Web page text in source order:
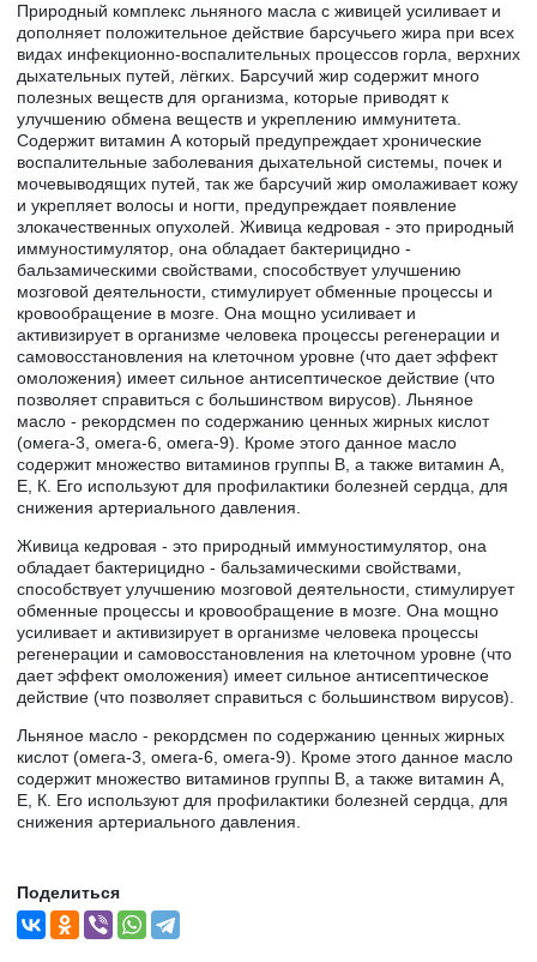
Природный комплекс льняного масла с живицей усиливает и
дополняет положительное действие барсучьего жира при всех
видах инфекционно-воспалительных процессов горла, верхних
дыхательных путей, лёгких. Барсучий жир содержит много
полезных веществ для организма, которые приводят к
улучшению обмена веществ и укреплению иммунитета.
Содержит витамин А который предупреждает хронические
воспалительные заболевания дыхательной системы, почек и
мочевыводящих путей, так же барсучий жир омолаживает кожу
и укрепляет волосы и ногти, предупреждает появление
злокачественных опухолей. Живица кедровая - это природный
иммуностимулятор, она обладает бактерицидно -
бальзамическими свойствами, способствует улучшению
мозговой деятельности, стимулирует обменные процессы и
кровообращение в мозге. Она мощно усиливает и
активизирует в организме человека процессы регенерации и
самовосстановления на клеточном уровне (что дает эффект
омоложения) имеет сильное антисептическое действие (что
позволяет справиться с большинством вирусов). Льняное
масло - рекордсмен по содержанию ценных жирных кислот
(омега-3, омега-6, омега-9). Кроме этого данное масло
содержит множество витаминов группы В, а также витамин А,
Е, К. Его используют для профилактики болезней сердца, для
снижения артериального давления.
Живица кедровая - это природный иммуностимулятор, она
обладает бактерицидно - бальзамическими свойствами,
способствует улучшению мозговой деятельности, стимулирует
обменные процессы и кровообращение в мозге. Она мощно
усиливает и активизирует в организме человека процессы
регенерации и самовосстановления на клеточном уровне (что
дает эффект омоложения) имеет сильное антисептическое
действие (что позволяет справиться с большинством вирусов).
Льняное масло - рекордсмен по содержанию ценных жирных
кислот (омега-3, омега-6, омега-9). Кроме этого данное масло
содержит множество витаминов группы В, а также витамин А,
Е, К. Его используют для профилактики болезней сердца, для
снижения артериального давления.
Поделиться